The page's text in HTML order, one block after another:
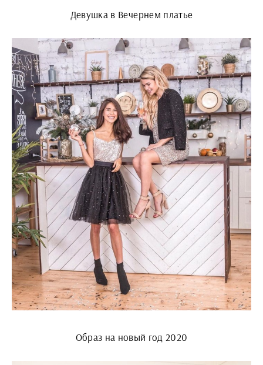
Девушка в Вечернем платье
Образ на новый год 2020